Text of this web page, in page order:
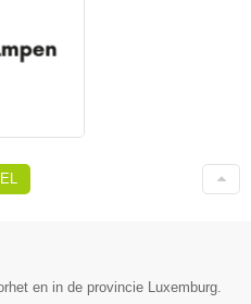
en in de provincie Luxemburg.